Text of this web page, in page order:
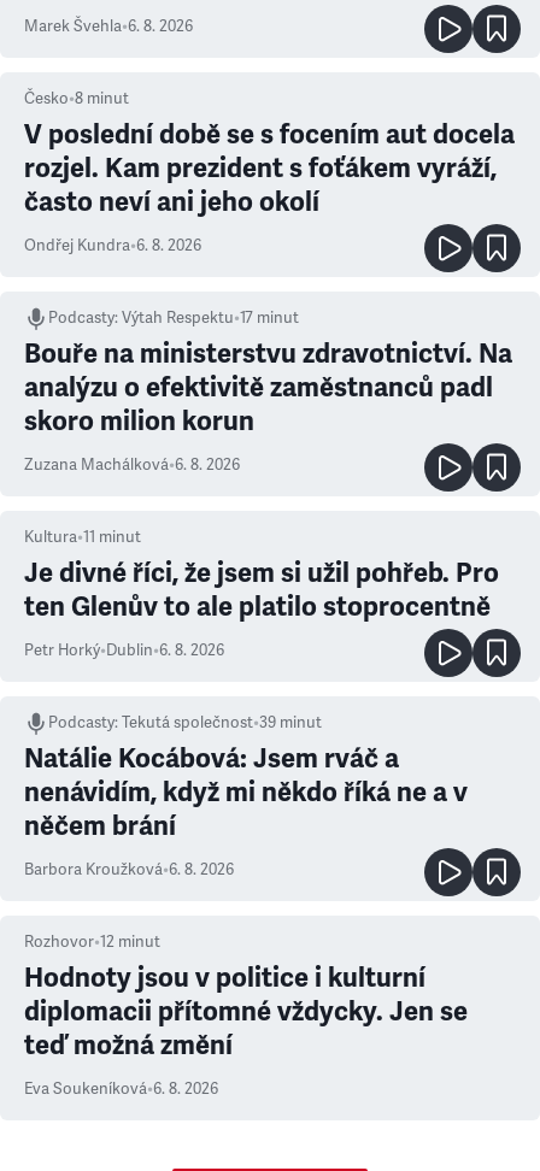
Marek Švehla•6. 8. 2026
Česko•8 minut
V poslední době se s focením aut docela
rozjel. Kam prezident s foťákem vyráží,
často neví ani jeho okolí
Ondřej Kundra•6. 8. 2026
Podcasty:Výtah Respektu•17 minut
Bouře na ministerstvu zdravotnictví. Na
analýzu o efektivitě zaměstnanců padl
skoro milion korun
Zuzana Machálková•6. 8. 2026
Kultura•11 minut
Je divné říci, že jsem si užil pohřeb. Pro
ten Glenův to ale platilo stoprocentně
Petr Horký•Dublin•6. 8. 2026
Podcasty:Tekutá společnost•39 minut
Natálie Kocábová: Jsem rváč a
nenávidím, když mi někdo říká ne a v
něčem brání
Barbora Kroužková•6. 8. 2026
Rozhovor•12 minut
Hodnoty jsou v politice i kulturní
diplomacii přítomné vždycky. Jen se
teď možná změní
Eva Soukeníková•6. 8. 2026